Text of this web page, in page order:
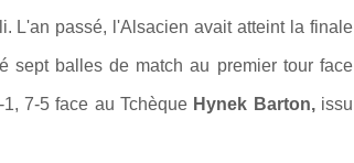
L'an passé, l'Alsacien avait atteint la finale
sept balles de match au premier tour face
7-5 face au Tchèque Hynek Barton, issu